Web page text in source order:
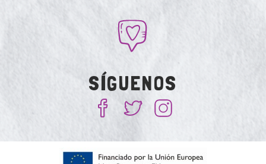
SÍGUENOS